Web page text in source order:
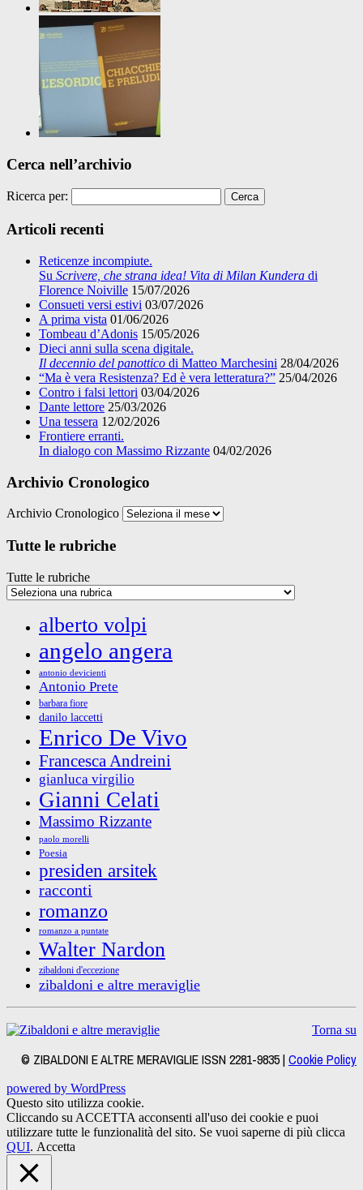
Cerca nell’archivio
Ricerca per:
Articoli recenti
Reticenze incompiute.
Su Scrivere, che strana idea! Vita di Milan Kundera di
Florence Noiville 15/07/2026
Consueti versi estivi 03/07/2026
A prima vista 01/06/2026
Tombeau d’Adonis 15/05/2026
Dieci anni sulla scena digitale.
Il decennio del panottico di Matteo Marchesini 28/04/2026
“Ma è vera Resistenza? Ed è vera letteratura?” 25/04/2026
Contro i falsi lettori 03/04/2026
Dante lettore 25/03/2026
Una tessera 12/02/2026
Frontiere erranti.
In dialogo con Massimo Rizzante 04/02/2026
Archivio Cronologico
Archivio Cronologico
Tutte le rubriche
Tutte le rubriche
alberto volpi
angelo angera
antonio devicienti
Antonio Prete
barbara fiore
danilo laccetti
Enrico De Vivo
Francesca Andreini
gianluca virgilio
Gianni Celati
Massimo Rizzante
paolo morelli
Poesia
presiden arsitek
racconti
romanzo
romanzo a puntate
Walter Nardon
zibaldoni d'eccezione
zibaldoni e altre meraviglie
Torna su
© ZIBALDONI E ALTRE MERAVIGLIE ISSN 2281-9835 | Cookie Policy
powered by WordPress
Questo sito utilizza cookie.
Cliccando su ACCETTA acconsenti all'uso dei cookie e puoi
utilizzare tutte le funzionalità del sito. Se vuoi saperne di più clicca
QUI. Accetta